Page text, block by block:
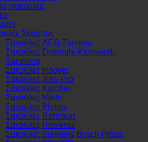
σακόυλας
Σκούπας
Σακούλες AEG-Zannusi
Σακούλες Delonghi-Kenwood-
Samsung
Σακούλες Hoover
Σακούλες Juro-Pro
Σακούλες Karcher
Σακούλες Miele
Σακούλες Philips
Σακούλες Rohnson
Σακούλες Rowenta
Σακούλες Siemens Bosch Pitsos